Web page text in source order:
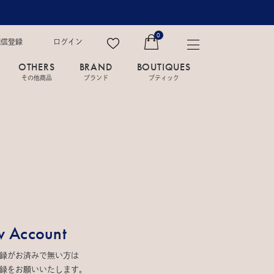
登録 ログイン
0
OTHERS
その他商品
BRAND
ブランド
BOUTIQUES
ブティック
Account
がお済みで無い方は
をお願いいたします。